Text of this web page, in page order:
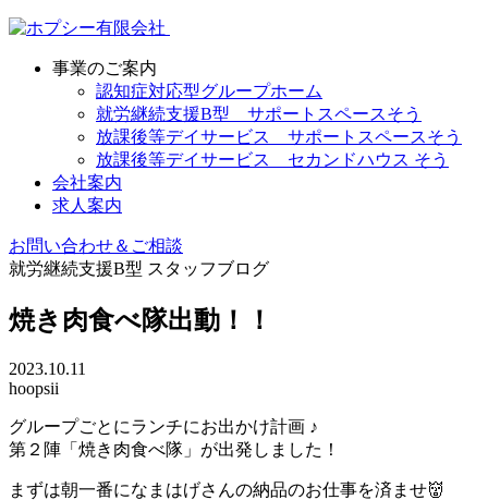
事業のご案内
認知症対応型グループホーム
就労継続支援B型 サポートスペースそう
放課後等デイサービス サポートスペースそう
放課後等デイサービス セカンドハウス そう
会社案内
求人案内
お問い合わせ＆ご相談
就労継続支援B型 スタッフブログ
焼き肉食べ隊出動！！
2023.10.11
hoopsii
グループごとにランチにお出かけ計画 ♪
第２陣「焼き肉食べ隊」が出発しました！
まずは朝一番になまはげさんの納品のお仕事を済ませ👹